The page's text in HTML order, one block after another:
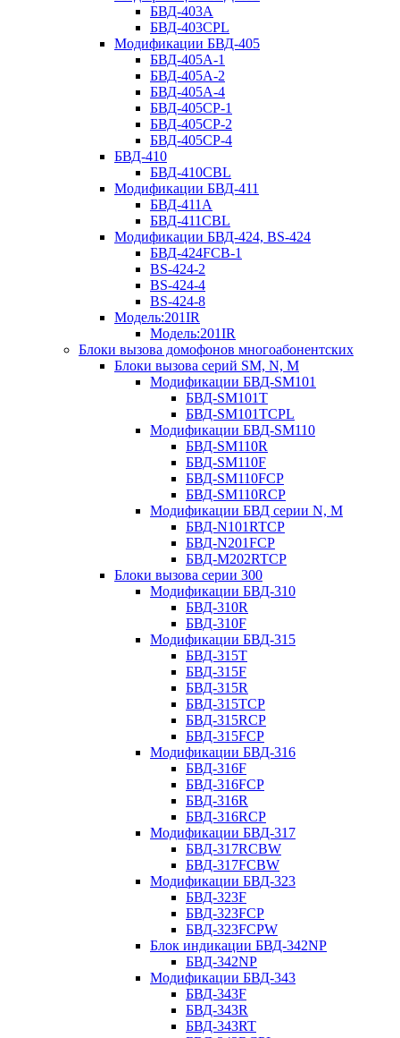
БВД-403A
БВД-403CPL
Модификации БВД-405
БВД-405А-1
БВД-405А-2
БВД-405А-4
БВД-405CP-1
БВД-405CP-2
БВД-405CP-4
БВД-410
БВД-410CBL
Модификации БВД-411
БВД-411A
БВД-411CBL
Модификации БВД-424, BS-424
БВД-424FCB-1
BS-424-2
BS-424-4
BS-424-8
Модель:201IR
Модель:201IR
Блоки вызова домофонов многоабонентских
Блоки вызова серий SM, N, M
Модификации БВД-SM101
БВД-SM101T
БВД-SM101TCPL
Модификации БВД-SM110
БВД-SM110R
БВД-SM110F
БВД-SM110FCP
БВД-SM110RCP
Модификации БВД серии N, M
БВД-N101RTCP
БВД-N201FCP
БВД-М202RTCP
Блоки вызова серии 300
Модификации БВД-310
БВД-310R
БВД-310F
Модификации БВД-315
БВД-315Т
БВД-315F
БВД-315R
БВД-315TCP
БВД-315RCP
БВД-315FCP
Модификации БВД-316
БВД-316F
БВД-316FCP
БВД-316R
БВД-316RCP
Модификации БВД-317
БВД-317RCBW
БВД-317FCBW
Модификации БВД-323
БВД-323F
БВД-323FCP
БВД-323FCPW
Блок индикации БВД-342NP
БВД-342NP
Модификации БВД-343
БВД-343F
БВД-343R
БВД-343RT